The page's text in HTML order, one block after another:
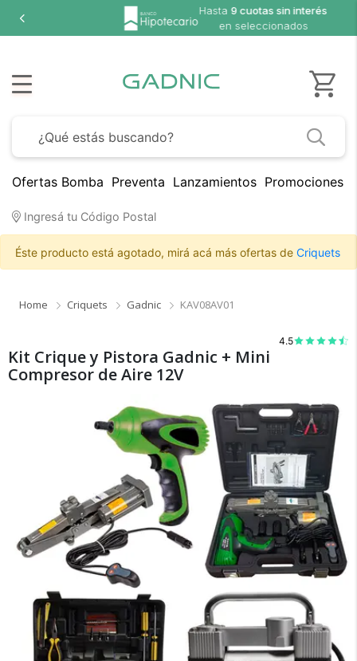
9 cuotas sin interés
en seleccionados
Ofertas Bomba Preventa Lanzamientos Promociones
Ingresá tu Código Postal
Éste producto está agotado, mirá acá más ofertas de Criquets
Home Criquets Gadnic KAV08AV01
4.5
Kit Crique y Pistora Gadnic + Mini
Compresor de Aire 12V
Medios de Pago ×
Recibí el producto que esperabas o
te devolvemos tu dinero.
En Bidcom te aseguramos recibir el producto
que esperabas o te devolvemos el 100% de tu
dinero!